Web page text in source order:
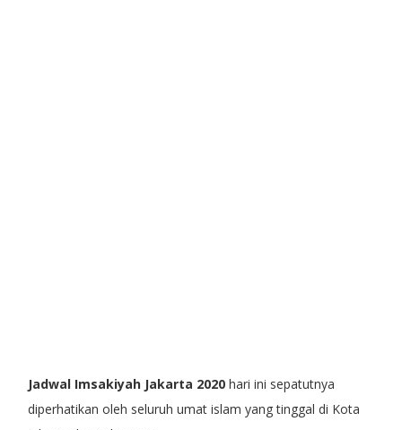
Jadwal Imsakiyah Jakarta 2020hari ini sepatutnya
diperhatikan oleh seluruh umat islam yang tinggal di Kota